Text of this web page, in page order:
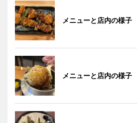
メニューと店内の様子
メニューと店内の様子